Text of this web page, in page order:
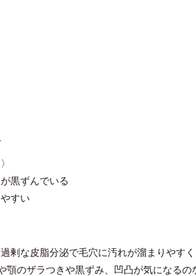
黒ずんでいる
すい
剰な皮脂分泌で毛穴に汚れが溜まりやす
顎のザラつきや黒ずみ、凹凸が気になる